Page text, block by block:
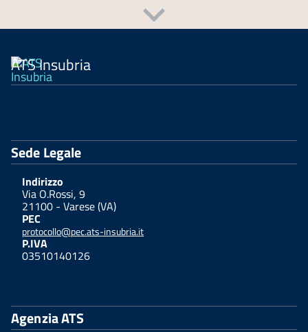
ATS Insubria
Sede Legale
Indirizzo
Via O.Rossi, 9
21100 - Varese (VA)
PEC
protocollo@pec.ats-insubria.it
P.IVA
03510140126
Agenzia ATS